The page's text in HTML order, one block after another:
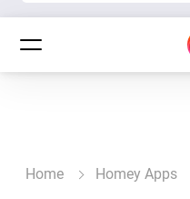
Home Homey Apps